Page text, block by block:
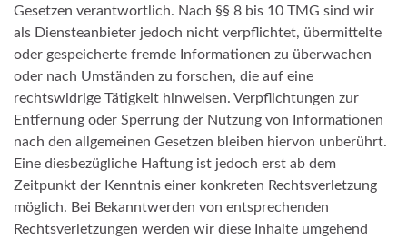
Gesetzen verantwortlich. Nach §§ 8 bis 10 TMG sind wir
als Diensteanbieter jedoch nicht verpflichtet, übermittelte
oder gespeicherte fremde Informationen zu überwachen
oder nach Umständen zu forschen, die auf eine
rechtswidrige Tätigkeit hinweisen. Verpflichtungen zur
Entfernung oder Sperrung der Nutzung von Informationen
nach den allgemeinen Gesetzen bleiben hiervon unberührt.
Eine diesbezügliche Haftung ist jedoch erst ab dem
Zeitpunkt der Kenntnis einer konkreten Rechtsverletzung
möglich. Bei Bekanntwerden von entsprechenden
Rechtsverletzungen werden wir diese Inhalte umgehend